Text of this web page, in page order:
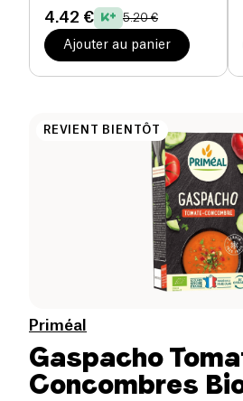
4.42 € 5.20 €
Ajouter au panier
REVIENT BIENTÔT
Priméal
Gaspacho
Concombres